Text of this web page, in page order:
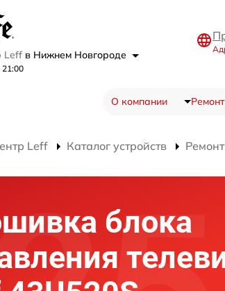
Leff в Нижнем Новгороде
21:00
О компании
Leff Каталог устройств
блока